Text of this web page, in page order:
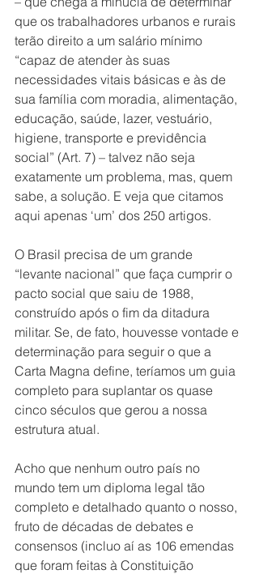
que os trabalhadores urbanos e rurais
terão direito a um salário mínimo
“capaz de atender às suas
necessidades vitais básicas e às de
sua família com moradia, alimentação,
educação, saúde, lazer, vestuário,
higiene, transporte e previdência
social” (Art. 7) – talvez não seja
exatamente um problema, mas, quem
sabe, a solução. E veja que citamos
aqui apenas ‘um’ dos 250 artigos.
O Brasil precisa de um grande
“levante nacional” que faça cumprir o
pacto social que saiu de 1988,
construído após o fim da ditadura
militar. Se, de fato, houvesse vontade e
determinação para seguir o que a
Carta Magna define, teríamos um guia
completo para suplantar os quase
cinco séculos que gerou a nossa
estrutura atual.
Acho que nenhum outro país no
mundo tem um diploma legal tão
completo e detalhado quanto o nosso,
fruto de décadas de debates e
consensos (incluo aí as 106 emendas
que foram feitas à Constituição